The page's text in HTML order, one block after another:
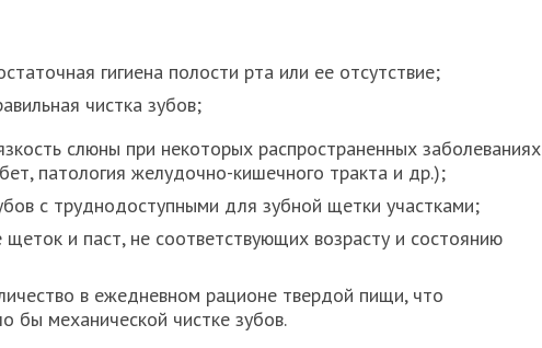
гигиена полости рта или ее отсутствие;
чистка зубов;
слюны при некоторых распространенных заболеваниях
патология желудочно-кишечного тракта и др.);
с труднодоступными для зубной щетки участками;
щеток и паст, не соответствующих возрасту и состоянию
в ежедневном рационе твердой пищи, что
бы механической чистке зубов.